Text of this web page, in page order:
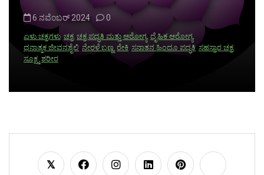
6 ನವೆಂಬರ್ 2024 0
ಏಳು ಚಕ್ರಗಳು ಚಕ್ರ ಚಕ್ರ ಪದ್ಧತಿ ಮತ್ತು ಆರೋಗ್ಯ ದೈಹಿಕ ಆರೋಗ್ಯ
ಧನಾತ್ಮಕ ಜೀವನಶೈಲಿ ನೇರಳೆ ಬಣ್ಣ ರೇಕಿ ಸನಾತನ ಹಿಂದೂ ಪದ್ಧತಿ ಸಹಸ್ರಾರ ಚಕ್ರ
ಸೂಕ್ಷ್ಮ ಶರೀರ